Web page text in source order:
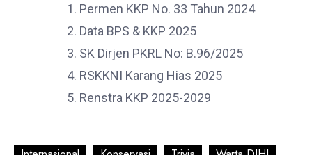
Permen KKP No. 33 Tahun 2024
Data BPS & KKP 2025
SK Dirjen PKRL No: B.96/2025
RSKKNI Karang Hias 2025
Renstra KKP 2025-2029